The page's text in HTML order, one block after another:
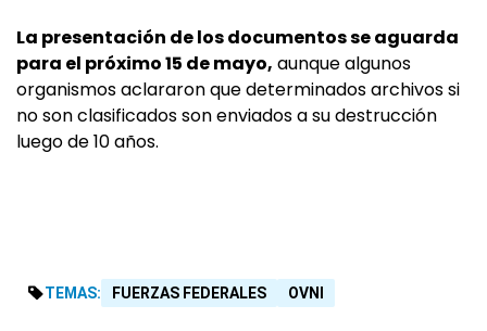
La presentación de los documentos se aguarda
para el próximo 15 de mayo, aunque algunos
organismos aclararon que determinados archivos si
no son clasificados son enviados a su destrucción
luego de 10 años.
TEMAS: FUERZAS FEDERALES OVNI